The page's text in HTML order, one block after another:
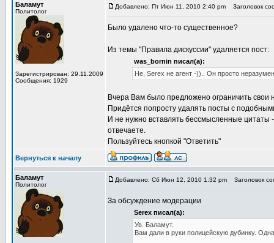
Баламут
Политолог
Зарегистрирован: 29.11.2009
Сообщения: 1929
Добавлено: Пт Июн 11, 2010 2:40 pm Заголовок
Было удалено что-то существенное?
Из темы "Правила дискуссии" удаляется пост:
was_bornin писал(а):
Не, Serex не агент -)).. Он просто неразумен
Вчера Вам было предложено ограничить свои
Придётся попросту удалять посты с
И не нужно вставлять бессмысленные
отвечаете.
Пользуйтесь кнопкой "Ответить"
Вернуться к началу
Баламут
Политолог
Добавлено: Сб Июн 12, 2010 1:32 pm Заголовок
За обсуждение модерации
Serex писал(а):
Ув. Баламут.
Вам дали в руки полицейскую дубинку.